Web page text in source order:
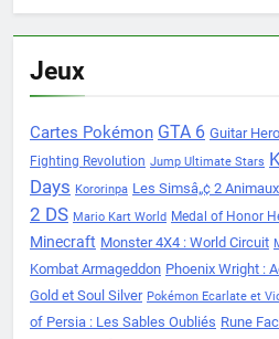
Jeux
Cartes Pokémon GTA 6 Guitar
Fighting Revolution Jump Ultimate Stars
Days Kororinpa Les Simsâ„¢ 2
2 DS Mario Kart World Medal of Honor
Minecraft Monster 4X4 : World Circuit
Kombat Armageddon Phoenix Wright :
Gold et Soul Silver Pokémon Ecarlate et
of Persia : Les Sables Oubliés Rune